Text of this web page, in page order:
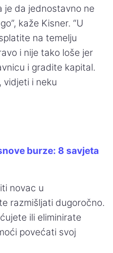
je da jednostavno ne
kaže Kisner. “U
na temelju
i nije tako loše jer
i gradite kapital.
vidjeti i neku
burze: 8 savjeta
novac u
razmišljati dugoročno.
ili eliminirate
povećati svoj